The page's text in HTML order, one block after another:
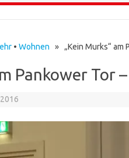
• Wohnen » „Kein Murks“ am
Pankower Tor